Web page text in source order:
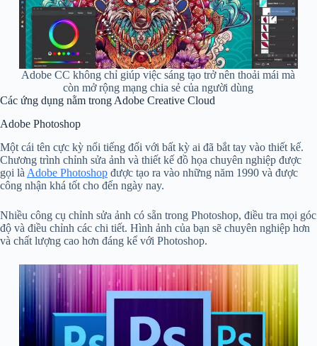
Adobe CC không chỉ giúp việc sáng tạo trở nên thoải mái mà
còn mở rộng mạng chia sẻ của người dùng
Các ứng dụng nằm trong Adobe Creative Cloud
Adobe Photoshop
Một cái tên cực kỳ nổi tiếng đối với bất kỳ ai đã bắt tay vào thiết kế.
Chương trình chỉnh sửa ảnh và thiết kế đồ họa chuyên nghiệp được
gọi là Adobe Photoshop được tạo ra vào những năm 1990 và được
công nhận khá tốt cho đến ngày nay.
Nhiều công cụ chỉnh sửa ảnh có sẵn trong Photoshop, điều tra mọi góc
độ và điều chỉnh các chi tiết. Hình ảnh của bạn sẽ chuyên nghiệp hơn
và chất lượng cao hơn đáng kể với Photoshop.